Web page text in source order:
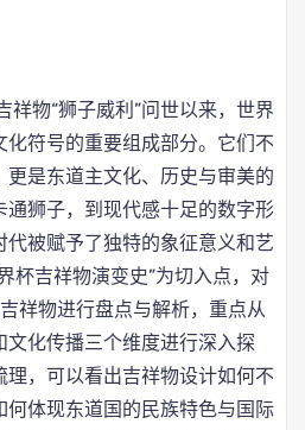
祥物“狮子威利”问世以来，世界
符号的重要组成部分。它们不
是东道主文化、历史与审美的
通狮子，到现代感十足的数字形
代被赋予了独特的象征意义和艺
杯吉祥物演变史”为切入点，对
祥物进行盘点与解析，重点从
文化传播三个维度进行深入探
，可以看出吉祥物设计如何不
何体现东道国的民族特色与国际